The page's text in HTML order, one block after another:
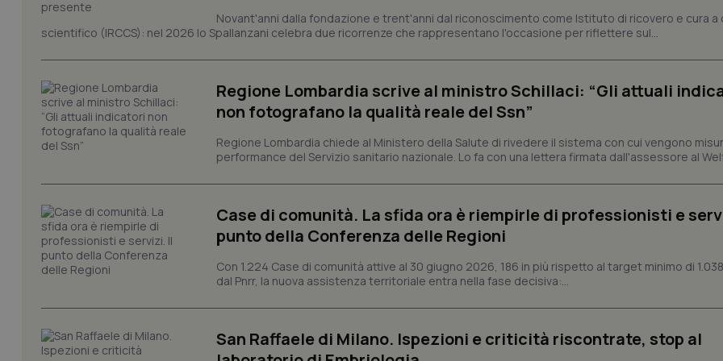
Novant'anni dalla fondazione e trent'anni dal riconoscimento come Istituto di ricovero e cura a
scientifico (IRCCS): nel 2026 lo Spallanzani celebra due ricorrenze che rappresentano l'occasione per riflettere sul...
Regione Lombardia scrive al ministro Schillaci: “Gli attuali
non fotografano la qualità reale del Ssn”
Regione Lombardia chiede al Ministero della Salute di rivedere il sistema con cui vengono
performance del Servizio sanitario nazionale. Lo fa con una lettera firmata dall'assessore al
Case di comunità. La sfida ora è riempirle di professionisti e
punto della Conferenza delle Regioni
Con 1.224 Case di comunità attive al 30 giugno 2026, 186 in più rispetto al target minimo di
dal Pnrr, la nuova assistenza territoriale entra nella fase decisiva:...
San Raffaele di Milano. Ispezioni e criticità riscontrate, stop al
I cookie necessari contribuiscono a rendere fruibile il sito web abilitandone funzionalità di base quali la
e l'accesso alle aree protette del sito. Il sito web non è in grado di funzionare correttamente senza questi
.youtube.com
settimane
scelte di consenso e privacy
interazione con il sito. Registra i
CookieScriptConsent
CookieScript
5 mesi 3
Questo cookie viene utilizzato
tracking-sites-ironfish-
tracking-enable
www.quotidianosanita.it
4
Questo cookie è impostato
tracking-sites-ironfish-
session-id
www.quotidianosanita.it
4
settimane
Questo cookie è impostato
significativo del servizio di
utilizzato da Google. Questo